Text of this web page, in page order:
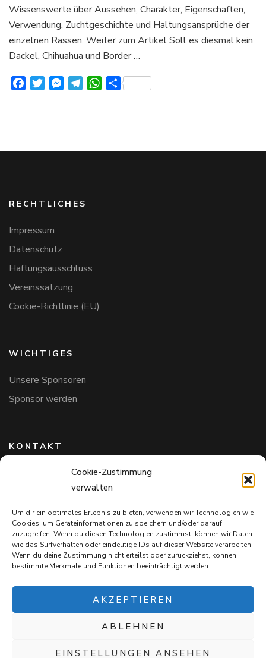
Cookie-Zustimmung
verwalten
Um dir ein optimales Erlebnis zu bieten, verwenden wir Technologien wie
Cookies, um Geräteinformationen zu speichern und/oder darauf
zuzugreifen. Wenn du diesen Technologien zustimmst, können wir Daten
wie das Surfverhalten oder eindeutige IDs auf dieser Website verarbeiten.
Wenn du deine Zustimmung nicht erteilst oder zurückziehst, können
bestimmte Merkmale und Funktionen beeinträchtigt werden.
AKZEPTIEREN
ABLEHNEN
EINSTELLUNGEN ANSEHEN
Aussehen
Charakter
und
Verhalten
Wissenswerte über Aussehen, Charakter, Eigenschaften,
Verwendung, Zuchtgeschichte und Haltungsansprüche der
einzelnen Rassen. Weiter zum Artikel Soll es diesmal kein
Dackel, Chihuahua und Border …
FacebookTwitterMessenger
TelegramWhatsApp
Teilen
RECHTLICHES
Impressum
Datenschutz
Haftungsausschluss
Vereinssatzung
Cookie-Richtlinie (EU)
WICHTIGES
Unsere Sponsoren
Sponsor werden
KONTAKT
Hundefreunde in Bayern e.V.
Markus Willi Ebert
97711 Maßbach
+49 172 85 64 937
Hundefreundeinbayern@web.de
Hundefreunde in Bayern e.V. – und verwöhnt eure Fellnasen!